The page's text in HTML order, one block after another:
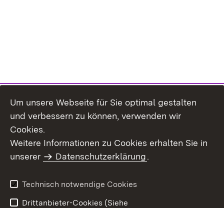
Benutzungshinweise
Erklärung zur
Um unsere Webseite für Sie optimal gestalten
und verbessern zu können, verwenden wir
Cookies.
Weitere Informationen zu Cookies erhalten Sie in
unserer
Datenschutzerklärung.
Technisch notwendige Cookies
Drittanbieter-Cookies (Siehe